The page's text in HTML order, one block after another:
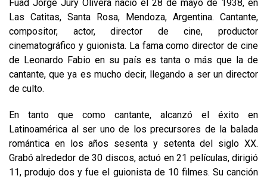
Fuad Jorge Jury Olivera nació el 28 de mayo de 1938, en
Las Catitas, Santa Rosa, Mendoza, Argentina. Cantante,
compositor, actor, director de cine, productor
cinematográfico y guionista. La fama como director de cine
de Leonardo Fabio en su país es tanta o más que la de
cantante, que ya es mucho decir, llegando a ser un director
de culto.
En tanto que como cantante, alcanzó el éxito en
Latinoamérica al ser uno de los precursores de la balada
romántica en los años sesenta y setenta del siglo XX.
Grabó alrededor de 30 discos, actuó en 21 películas, dirigió
11, produjo dos y fue el guionista de 10 filmes. Su canción